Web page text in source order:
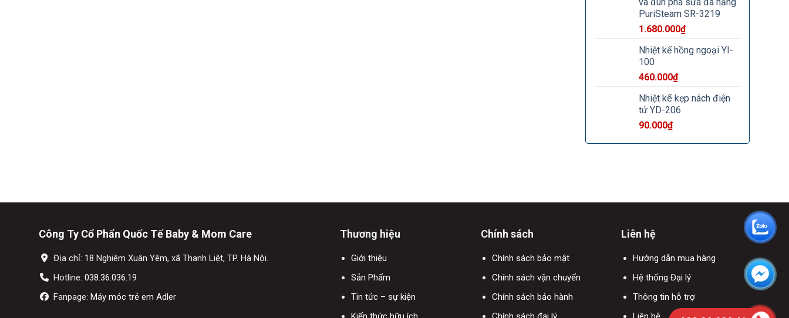
PuriSteam SR-3219
1.680.000₫
Nhiệt kế hồng ngoại YI-
100
460.000₫
Nhiệt kế kẹp nách điện
tử YD-206
90.000₫
Công Ty Cổ Phẩn Quốc Tế Baby & Mom Care
Địa chỉ: 18 Nghiêm Xuân Yêm, xã Thanh Liệt, TP. Hà Nội.
Hotline: 038.36.036.19
Fanpage: Máy móc trẻ em Adler
Thương hiệu
Giới thiệu
Sản Phẩm
Tin tức – sự kiện
Chính sách
Chính sách bảo mật
Chính sách vận chuyển
Chính sách bảo hành
Liên hệ
Hướng dẫn mua hàng
Hệ thống Đại lý
Thông tin hỗ trợ